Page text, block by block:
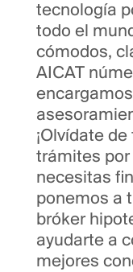
tecnología
todo el
cómodos,
AICAT
¡Olvídate
trámites por
necesitas
ponemos a
bróker
ayudarte a
mejores